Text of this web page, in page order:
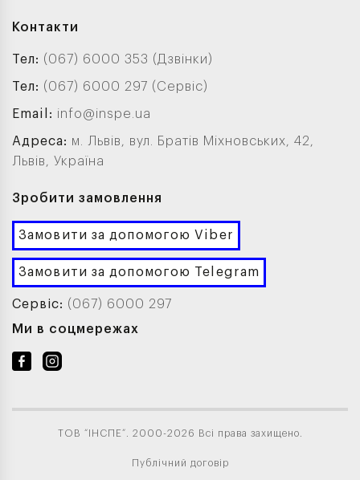
Контакти
Тел: (067) 6000 353 (Дзвінки)
Тел: (067) 6000 297 (Сервіс)
Email: info@inspe.ua
Адреса: м. Львів, вул. Братів Міхновських, 42,
Львів, Україна
Зробити замовлення
Замовити за допомогою Viber
Замовити за допомогою Telegram
Сервіс: (067) 6000 297
Ми в соцмережах
ТОВ “ІНСПЕ”. 2000-2026 Всі права захищено.
Публічний договір